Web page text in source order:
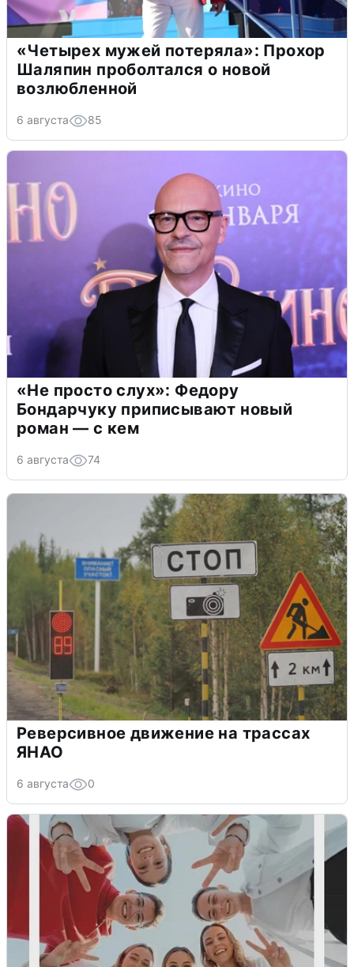
«Четырех мужей потеряла»: Прохор
Шаляпин проболтался о новой
возлюбленной
6 августа 85
«Не просто слух»: Федору
Бондарчуку приписывают новый
роман — с кем
6 августа 74
Реверсивное движение на трассах
ЯНАО
6 августа 0